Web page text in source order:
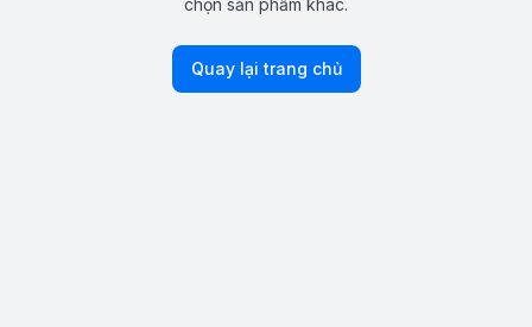
Quay lại trang chủ